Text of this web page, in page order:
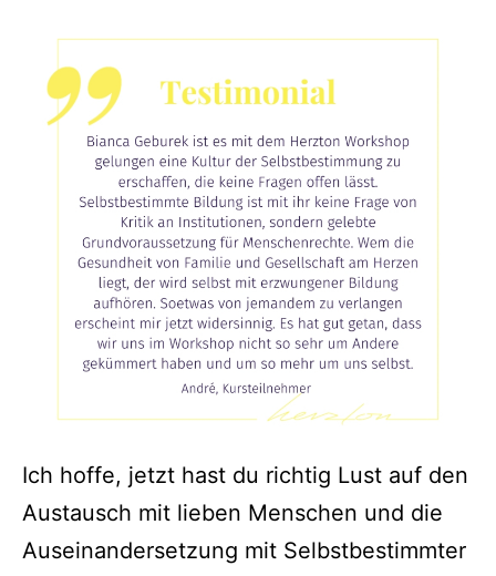
Ich hoffe, jetzt hast du richtig Lust auf den
Austausch mit lieben Menschen und die
Auseinandersetzung mit Selbstbestimmter